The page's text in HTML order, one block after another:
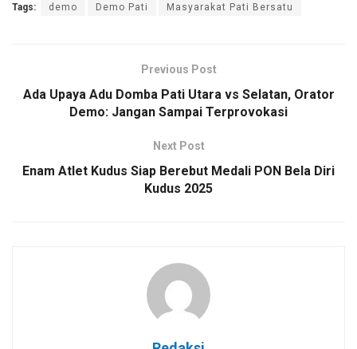
Tags: demo Demo Pati Masyarakat Pati Bersatu
Previous Post
Ada Upaya Adu Domba Pati Utara vs Selatan, Orator
Demo: Jangan Sampai Terprovokasi
Next Post
Enam Atlet Kudus Siap Berebut Medali PON Bela Diri
Kudus 2025